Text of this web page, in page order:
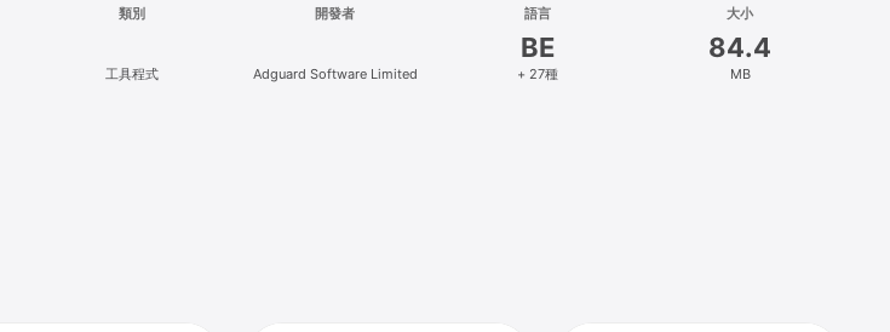
類別
工具程式
開發者
Adguard Software Limited
語言
BE
+ 27種
大小
84.4
MB